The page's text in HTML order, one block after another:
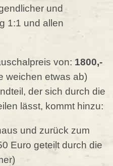
und
1:1 und allen
von: 1800,-
weichen etwas ab)
der sich durch die
lässt, kommt hinzu:
und zurück zum
Euro geteilt durch die